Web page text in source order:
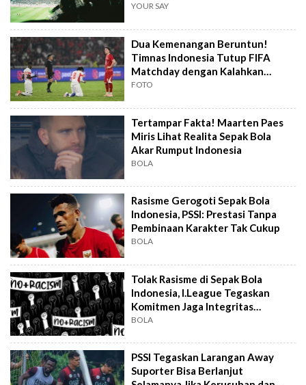
YOUR SAY
Dua Kemenangan Beruntun!
Timnas Indonesia Tutup FIFA
Matchday dengan Kalahkan
Mozambik
FOTO
Tertampar Fakta! Maarten Paes
Miris Lihat Realita Sepak Bola
Akar Rumput Indonesia
BOLA
Rasisme Gerogoti Sepak Bola
Indonesia, PSSI: Prestasi Tanpa
Pembinaan Karakter Tak Cukup
BOLA
Tolak Rasisme di Sepak Bola
Indonesia, I.League Tegaskan
Komitmen Jaga Integritas
Kompetisi
BOLA
PSSI Tegaskan Larangan Away
Suporter Bisa Berlanjut